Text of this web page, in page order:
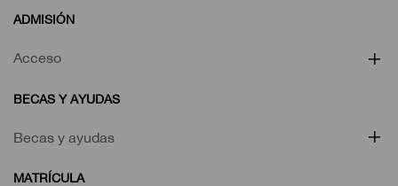
ADMISIÓN
Acceso
BECAS Y AYUDAS
Becas y ayudas
MATRÍCULA